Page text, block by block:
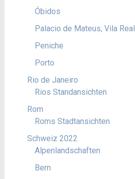
Óbidos
Palacio de Mateus, Vila Real
Peniche
Porto
Rio de Janeiro
Rios Standansichten
Rom
Roms Stadtansichten
Schweiz 2022
Alpenlandschaften
Bern